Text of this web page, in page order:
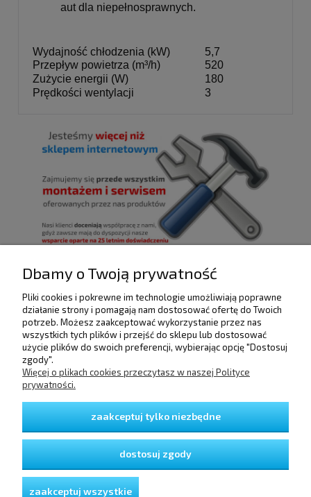
aut dla niepełnosprawnych.
Wydajność chłodzenia (kW)
5,7
Przepływ powietrza (m³/h)
520
Zużycie energii (W)
180
Prędkości wentylacji
3
POMOC
DOSTAWA I PŁATNOŚCI
GWARANCJA I ZWROTY
O FIRMIE
Dbamy o Twoją prywatność
Pliki cookies i pokrewne im technologie umożliwiają poprawne
działanie strony i pomagają nam dostosować ofertę do Twoich
potrzeb. Możesz zaakceptować wykorzystanie przez nas
wszystkich tych plików i przejść do sklepu lub dostosować
użycie plików do swoich preferencji, wybierając opcję "Dostosuj
zgody".
Więcej o plikach cookies przeczytasz w naszej Polityce
prywatności.
zaakceptuj tylko niezbędne
dostosuj zgody
zaakceptuj wszystkie